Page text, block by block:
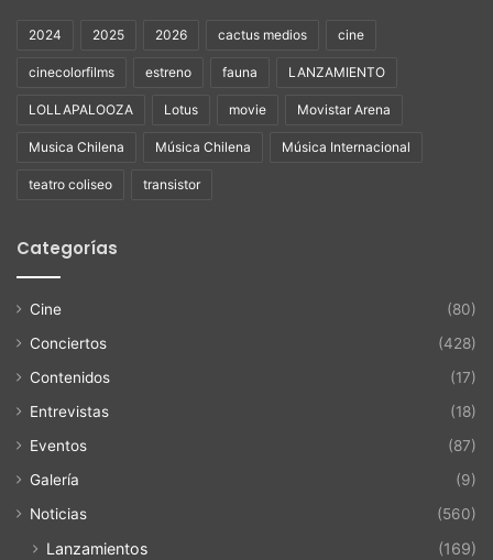
2024 2025 2026 cactus medios cine
cinecolorfilms estreno fauna LANZAMIENTO
LOLLAPALOOZA Lotus movie Movistar Arena
Musica Chilena Música Chilena Música Internacional
teatro coliseo transistor
Categorías
Cine
(80)
Conciertos
(428)
Contenidos
(17)
Entrevistas
(18)
Eventos
(87)
Galería
(9)
Noticias
(560)
Lanzamientos (169)